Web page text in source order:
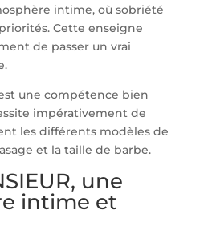
intime, où sobriété
Cette enseigne
de passer un vrai
une compétence bien
impérativement de
les différents modèles de
et la taille de barbe.
une
intime et